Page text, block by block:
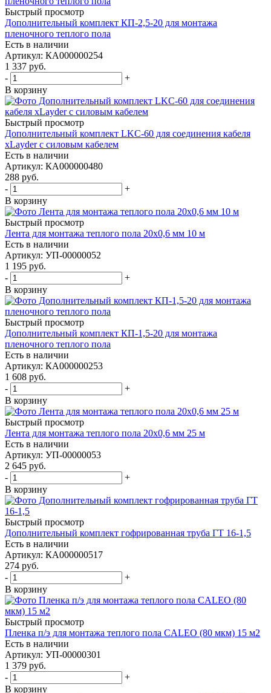
Быстрый просмотр
Дополнительный комплект КП-2,5-20 для монтажа
пленочного теплого пола
Есть в наличии
Артикул: КА000000254
1 337 руб.
-
+
В корзину
Быстрый просмотр
Дополнительный комплект LKC-60 для соединения кабеля
xLayder с силовым кабелем
Есть в наличии
Артикул: КА000000480
288 руб.
-
+
В корзину
Быстрый просмотр
Лента для монтажа теплого пола 20х0,6 мм 10 м
Есть в наличии
Артикул: УП-00000052
1 195 руб.
-
+
В корзину
Быстрый просмотр
Дополнительный комплект КП-1,5-20 для монтажа
пленочного теплого пола
Есть в наличии
Артикул: КА000000253
1 608 руб.
-
+
В корзину
Быстрый просмотр
Лента для монтажа теплого пола 20х0,6 мм 25 м
Есть в наличии
Артикул: УП-00000053
2 645 руб.
-
+
В корзину
Быстрый просмотр
Дополнительный комплект гофрированная труба ГТ 16-1,5
Есть в наличии
Артикул: КА000000517
274 руб.
-
+
В корзину
Быстрый просмотр
Пленка п/э для монтажа теплого пола CALEO (80 мкм) 15 м2
Есть в наличии
Артикул: УП-00000301
1 379 руб.
-
+
В корзину